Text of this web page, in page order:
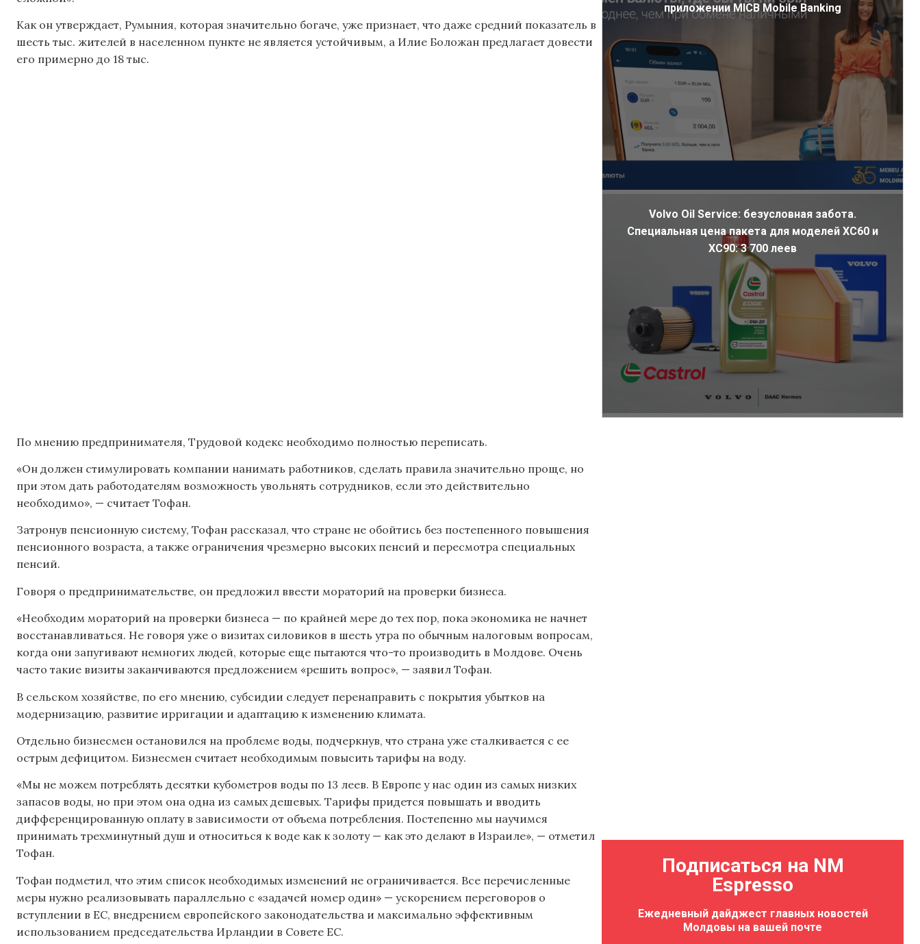
Как он утверждает, Румыния, которая значительно богаче, уже признает, что даже средний показатель в
шесть тыс. жителей в населенном пункте не является устойчивым, а Илие Боложан предлагает довести
его примерно до 18 тыс.
По мнению предпринимателя, Трудовой кодекс необходимо полностью переписать.
«Он должен стимулировать компании нанимать работников, сделать правила значительно проще, но
при этом дать работодателям возможность увольнять сотрудников, если это действительно
необходимо», — считает Тофан.
Затронув пенсионную систему, Тофан рассказал, что стране не обойтись без постепенного повышения
пенсионного возраста, а также ограничения чрезмерно высоких пенсий и пересмотра специальных
пенсий.
Говоря о предпринимательстве, он предложил ввести мораторий на проверки бизнеса.
«Необходим мораторий на проверки бизнеса — по крайней мере до тех пор, пока экономика не начнет
восстанавливаться. Не говоря уже о визитах силовиков в шесть утра по обычным налоговым вопросам,
когда они запугивают немногих людей, которые еще пытаются что-то производить в Молдове. Очень
часто такие визиты заканчиваются предложением «решить вопрос», — заявил Тофан.
В сельском хозяйстве, по его мнению, субсидии следует перенаправить с покрытия убытков на
модернизацию, развитие ирригации и адаптацию к изменению климата.
Отдельно бизнесмен остановился на проблеме воды, подчеркнув, что страна уже сталкивается с ее
острым дефицитом. Бизнесмен считает необходимым повысить тарифы на воду.
«Мы не можем потреблять десятки кубометров воды по 13 леев. В Европе у нас один из самых низких
запасов воды, но при этом она одна из самых дешевых. Тарифы придется повышать и вводить
дифференцированную оплату в зависимости от объема потребления. Постепенно мы научимся
принимать трехминутный душ и относиться к воде как к золоту — как это делают в Израиле», — отметил
Тофан.
Тофан подметил, что этим список необходимых изменений не ограничивается. Все перечисленные
меры нужно реализовывать параллельно с «задачей номер один» — ускорением переговоров о
вступлении в ЕС, внедрением европейского законодательства и максимально эффективным
использованием председательства Ирландии в Совете ЕС.
приложении MICB Mobile Banking
Volvo Oil Service: безусловная забота.
Специальная цена пакета для моделей XC60 и
XC90: 3 700 леев
Подписаться на NM
Espresso
Ежедневный дайджест главных новостей
Молдовы на вашей почте